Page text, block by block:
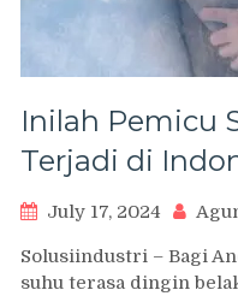
Inilah Pemicu
Terjadi di
July 17, 2024
Solusiindustri – Bagi
suhu terasa dingin